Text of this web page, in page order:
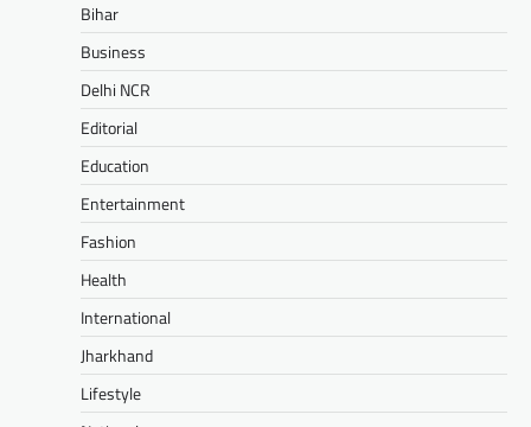
Bihar
Business
Delhi NCR
Editorial
Education
Entertainment
Fashion
Health
International
Jharkhand
Lifestyle